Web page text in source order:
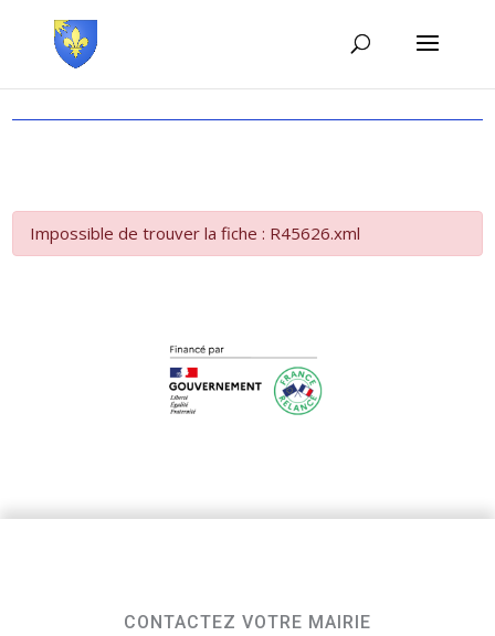
Impossible de trouver la fiche : R45626.xml
CONTACTEZ VOTRE MAIRIE